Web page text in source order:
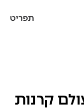
תפריט
קרנות